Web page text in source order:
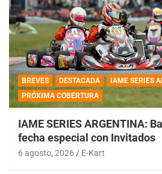
BREVES DESTACADA
IAME SERIES
PRÓXIMA COBERTURA
IAME SERIES ARGENTINA:
fecha especial con Invitados
6 agosto, 2026 E-Kart